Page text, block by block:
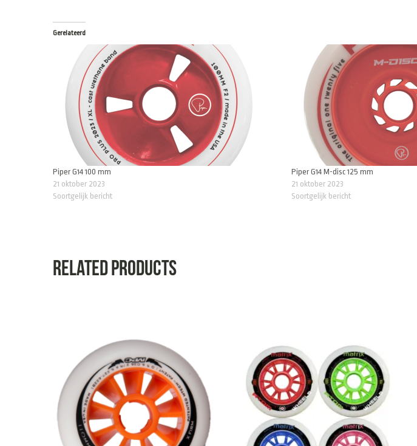
Gerelateerd
Piper G14 100 mm
21 oktober 2023
Soortgelijk bericht
Piper G14 M-disc 125 mm
21 oktober 2023
Soortgelijk bericht
Related products